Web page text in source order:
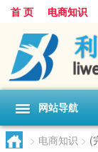
首 页 电商知识
网站导航
> 电商知识 > (